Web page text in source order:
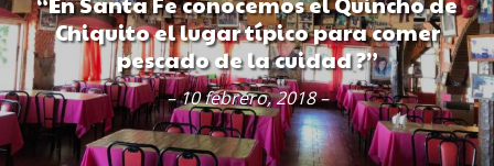
Chiquito el lugar típico para comer
pescado de la cuidad ?”
– 10 febrero, 2018 –